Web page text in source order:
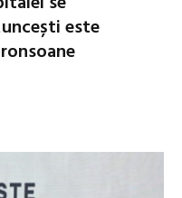
este